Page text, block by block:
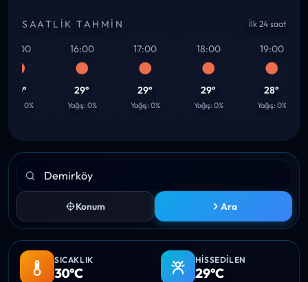
SAATLIK TAHMIN İlk 24 saat
15:00
0%
16:00
29°
Yağış: 0%
17:00
29°
Yağış: 0%
18:00
29°
Yağış: 0%
19:00
28°
Yağış: 0%
Konum Ara
SICAKLIK
30°C
HISSEDILEN
29°C